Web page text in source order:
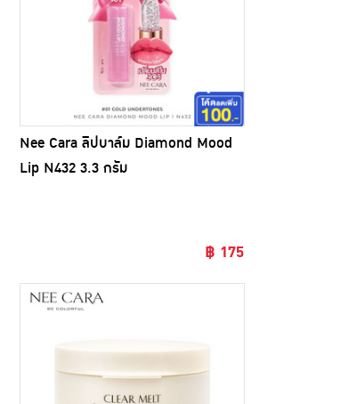
Nee Cara ลิปบาล์ม Diamond Mood
Lip N432 3.3 กรัม
฿ 175